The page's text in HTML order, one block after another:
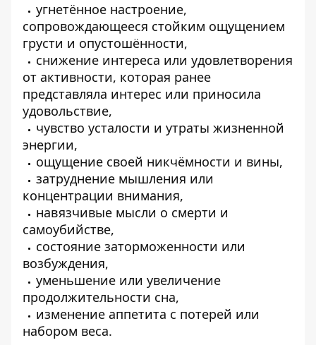
угнетённое настроение,
сопровождающееся стойким ощущением
грусти и опустошённости,
снижение интереса или удовлетворения
от активности, которая ранее
представляла интерес или приносила
удовольствие,
чувство усталости и утраты жизненной
энергии,
ощущение своей никчёмности и вины,
затруднение мышления или
концентрации внимания,
навязчивые мысли о смерти и
самоубийстве,
состояние заторможенности или
возбуждения,
уменьшение или увеличение
продолжительности сна,
изменение аппетита с потерей или
набором веса.